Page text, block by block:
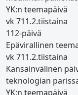
YK:n teemapäivä
vk 711.2.tiistaina
112-päivä
Epävirallinen
vk 711.2.tiistaina
Kansainvälinen
teknologian
YK:n teemapäivä